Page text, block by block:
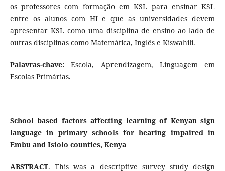
os professores com formação em KSL para ensinar KSL
entre os alunos com HI e que as universidades devem
apresentar KSL como uma disciplina de ensino ao lado de
outras disciplinas como Matemática, Inglês e Kiswahili.
Palavras-chave:Escola, Aprendizagem, Linguagem em
Escolas Primárias.
School based factors affecting learning of Kenyan sign
language in primary schools for hearing impaired in
Embu and Isiolo counties, Kenya
ABSTRACT. This was a descriptive survey study design